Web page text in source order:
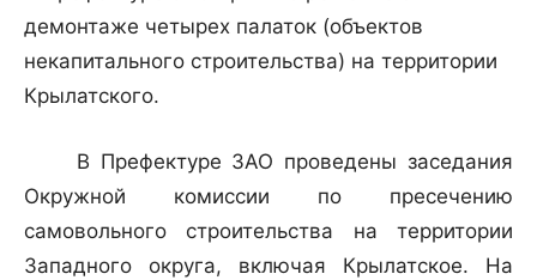
демонтаже четырех палаток (объектов
некапитального строительства) на территории
Крылатского.
В Префектуре ЗАО проведены заседания
Окружной комиссии по пресечению
самовольного строительства на территории
Западного округа, включая Крылатское. На